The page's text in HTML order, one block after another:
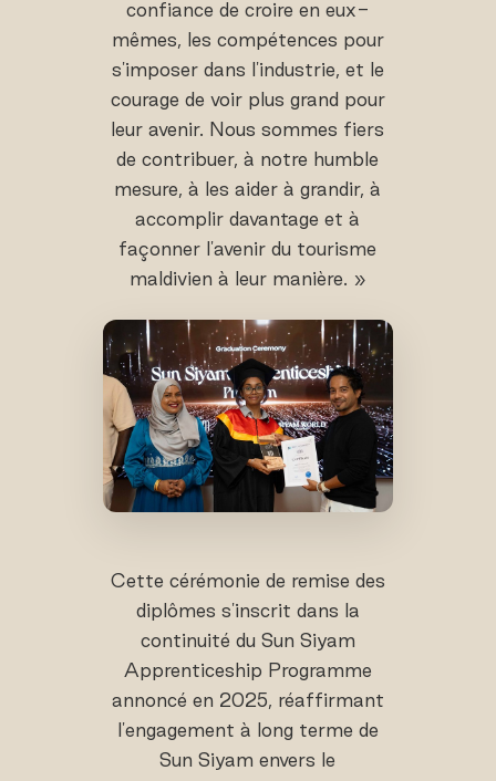
confiance de croire en eux-
mêmes, les compétences pour
s'imposer dans l'industrie, et le
courage de voir plus grand pour
leur avenir. Nous sommes fiers
de contribuer, à notre humble
mesure, à les aider à grandir, à
accomplir davantage et à
façonner l'avenir du tourisme
maldivien à leur manière. »
Cette cérémonie de remise des
diplômes s'inscrit dans la
continuité du Sun Siyam
Apprenticeship Programme
annoncé en 2025, réaffirmant
l'engagement à long terme de
Sun Siyam envers le